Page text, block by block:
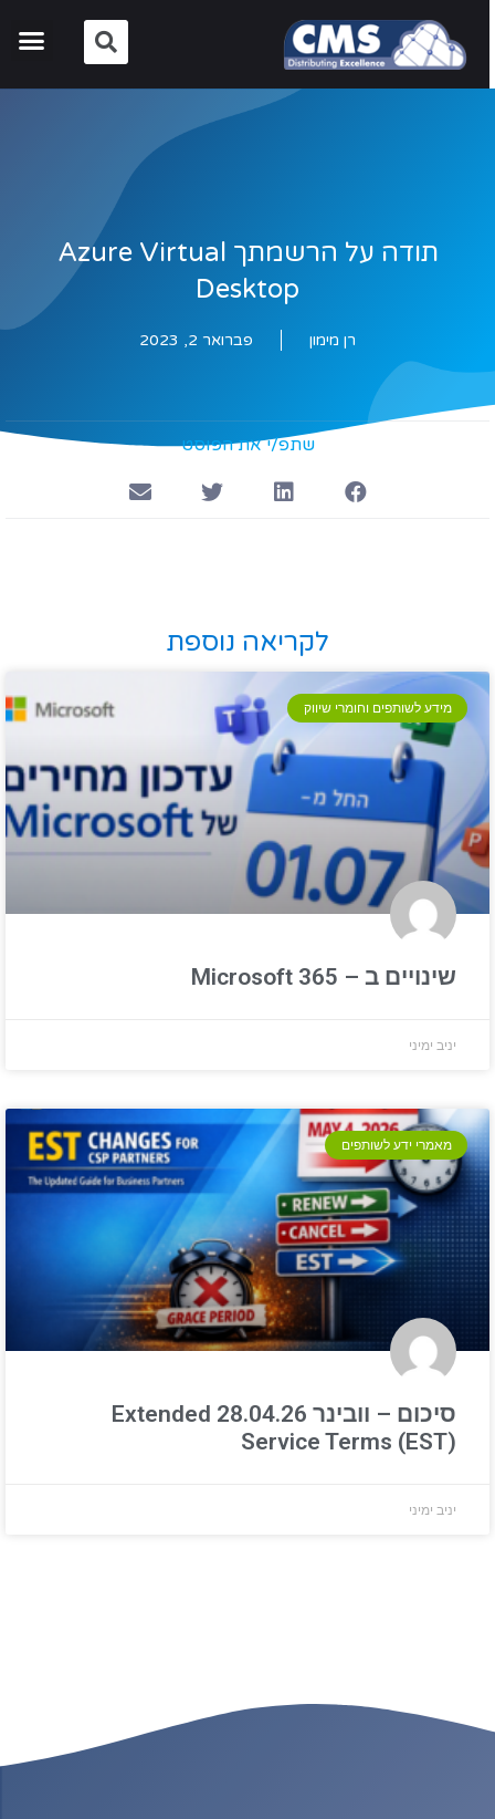
תודה על הרשמתך Azure Virtual
Desktop
רן מימון פברואר 2, 2023
שתפ/י את הפוסט
לקריאה נוספת
מידע לשותפים וחומרי שיווק
שינויים ב – Microsoft 365
יניב ימיני
מאמרי ידע לשותפים
סיכום – וובינר 28.04.26 Extended
Service Terms (EST)
יניב ימיני